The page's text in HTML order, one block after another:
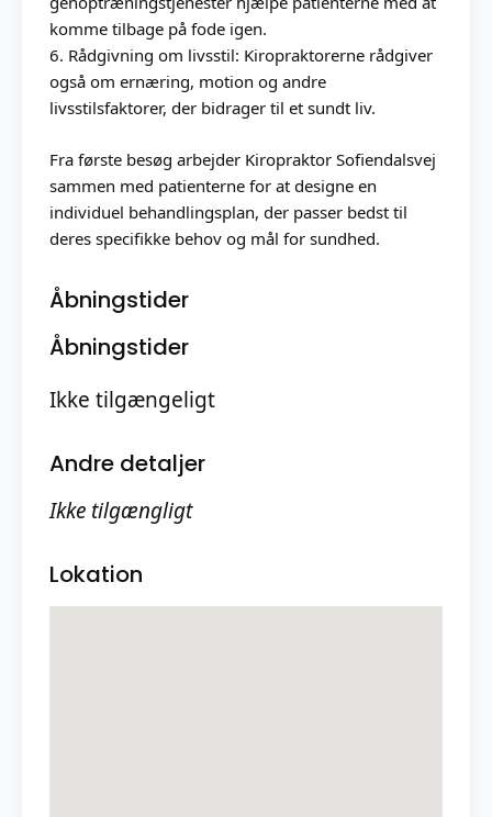
komme tilbage på fode igen.
6. Rådgivning om livsstil: Kiropraktorerne rådgiver
også om ernæring, motion og andre
livsstilsfaktorer, der bidrager til et sundt liv.
Fra første besøg arbejder Kiropraktor Sofiendalsvej
sammen med patienterne for at designe en
individuel behandlingsplan, der passer bedst til
deres specifikke behov og mål for sundhed.
Åbningstider
Åbningstider
Ikke tilgængeligt
Andre detaljer
Ikke tilgængligt
Lokation